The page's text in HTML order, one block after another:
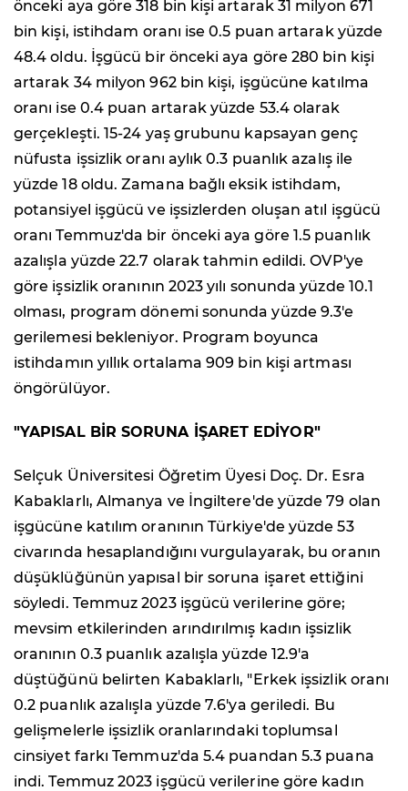
önceki aya göre 318 bin kişi artarak 31 milyon 671
bin kişi, istihdam oranı ise 0.5 puan artarak yüzde
48.4 oldu. İşgücü bir önceki aya göre 280 bin kişi
artarak 34 milyon 962 bin kişi, işgücüne katılma
oranı ise 0.4 puan artarak yüzde 53.4 olarak
gerçekleşti. 15-24 yaş grubunu kapsayan genç
nüfusta işsizlik oranı aylık 0.3 puanlık azalış ile
yüzde 18 oldu. Zamana bağlı eksik istihdam,
potansiyel işgücü ve işsizlerden oluşan atıl işgücü
oranı Temmuz'da bir önceki aya göre 1.5 puanlık
azalışla yüzde 22.7 olarak tahmin edildi. OVP'ye
göre işsizlik oranının 2023 yılı sonunda yüzde 10.1
olması, program dönemi sonunda yüzde 9.3'e
gerilemesi bekleniyor. Program boyunca
istihdamın yıllık ortalama 909 bin kişi artması
öngörülüyor.
"YAPISAL BİR SORUNA İŞARET EDİYOR"
Selçuk Üniversitesi Öğretim Üyesi Doç. Dr. Esra
Kabaklarlı, Almanya ve İngiltere'de yüzde 79 olan
işgücüne katılım oranının Türkiye'de yüzde 53
civarında hesaplandığını vurgulayarak, bu oranın
düşüklüğünün yapısal bir soruna işaret ettiğini
söyledi. Temmuz 2023 işgücü verilerine göre;
mevsim etkilerinden arındırılmış kadın işsizlik
oranının 0.3 puanlık azalışla yüzde 12.9'a
düştüğünü belirten Kabaklarlı, "Erkek işsizlik oranı
0.2 puanlık azalışla yüzde 7.6'ya geriledi. Bu
gelişmelerle işsizlik oranlarındaki toplumsal
cinsiyet farkı Temmuz'da 5.4 puandan 5.3 puana
indi. Temmuz 2023 işgücü verilerine göre kadın